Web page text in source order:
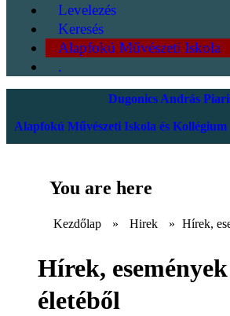
Levelezés
Keresés
Alapfokú Művészeti Iskola
.
Dugonics András
Alapfokú Művészeti Iskola és Kollégium
You are here
Kezdőlap » Hirek » Hírek,
Hírek,
életéből